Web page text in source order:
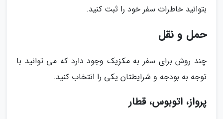
بتوانید خاطرات سفر خود را ثبت کنید.
حمل و نقل
چند روش برای سفر به مکزیک وجود دارد که می توانید با
توجه به بودجه و شرایطتان یکی را انتخاب کنید.
پرواز، اتوبوس، قطار